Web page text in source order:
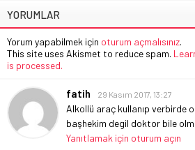
YORUMLAR
Yorum yapabilmek için oturum açmalısınız.
This site uses Akismet to reduce spam.
is processed.
fatih 29 Kasım 2017, 13:27
Alkollü araç kullanıp verbirde
başhekim degil doktor bile
Yanıtlamak için oturum açın